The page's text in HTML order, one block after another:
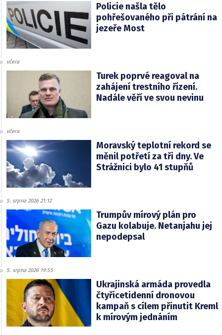
Policie našla tělo
pohřešovaného při pátrání na
jezeře Most
včera
Turek poprvé reagoval na
zahájení trestního řízení.
Nadále věří ve svou nevinu
včera
Moravský teplotní rekord se
měnil potřetí za tři dny. Ve
Strážnici bylo 41 stupňů
5. srpna 2026 21:12
Trumpův mírový plán pro
Gazu kolabuje. Netanjahu jej
nepodepsal
5. srpna 2026 19:55
Ukrajinská armáda provedla
čtyřicetidenní dronovou
kampaň s cílem přinutit Kreml
k mírovým jednáním